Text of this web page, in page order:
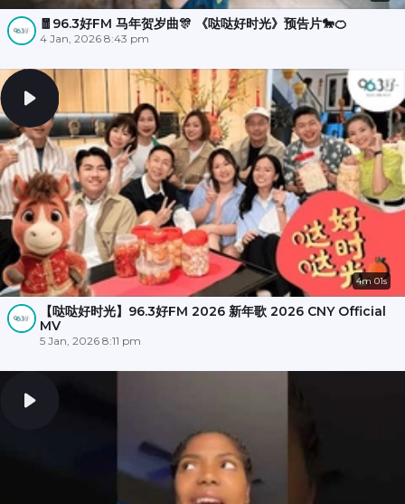
🧧96.3好FM 马年贺岁曲🎊 《哒哒好时光》预告片🐎🍊
4 Jan, 2026 8:43 pm
4m 01s
【哒哒好时光】96.3好FM 2026 新年歌 2026 CNY Official
MV
5 Jan, 2026 8:11 pm